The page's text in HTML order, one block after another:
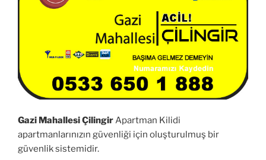
Gazi Mahallesi ÇilingirApartman Kilidi
apartmanlarınızın güvenliği için oluşturulmuş bir
güvenlik sistemidir.